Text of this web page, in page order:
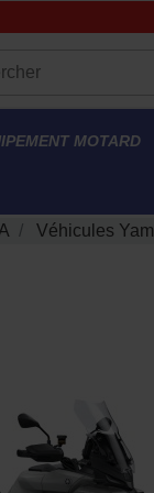
MOTARD
Véhicules